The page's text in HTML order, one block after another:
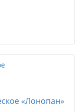
«Лонопан»